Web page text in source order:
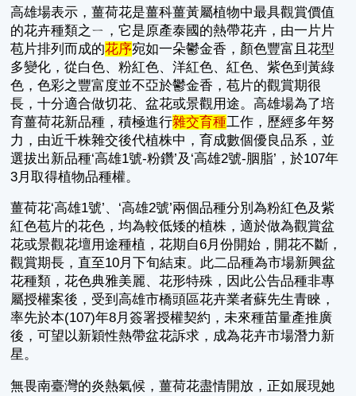
高雄場表示，薑荷花是薑科薑黃屬植物中最具觀賞價值
的花卉種類之ㄧ，它是原產泰國的熱帶花卉，由一片片
苞片排列而成的花序宛如一朵鬱金香，顏色豐富且花型
多變化，從白色、粉紅色、洋紅色、紅色、紫色到黃綠
色，色彩之豐富度並不亞於鬱金香，苞片的觀賞期很
長，十分適合做切花、盆花或景觀用途。高雄場為了培
育薑荷花新品種，積極進行雜交育種工作，歷經多年努
力，由近千株雜交後代植株中，育成數個優良品系，並
選拔出新品種‘高雄1號-粉鑽’及‘高雄2號-胭脂’，於107年
3月取得植物品種權。
薑荷花‘高雄1號’、‘高雄2號’兩個品種分別為粉紅色及紫
紅色苞片的花色，均為較低矮的植株，適於做為觀賞盆
花或景觀花壇用途種植，花期自6月份開始，開花不斷，
觀賞期長，直至10月下旬結束。此二品種為市場新興盆
花種類，花色典雅美麗、花形特殊，因此公告品種非專
屬授權案後，受到高雄市橋頭區花卉業者蘇先生青睞，
率先於本(107)年8月簽署授權契約，未來種苗量產推廣
後，可望以新穎性熱帶盆花訴求，成為花卉市場潛力新
星。
無畏南臺灣的炎熱氣候，薑荷花盡情開放，正如展現她